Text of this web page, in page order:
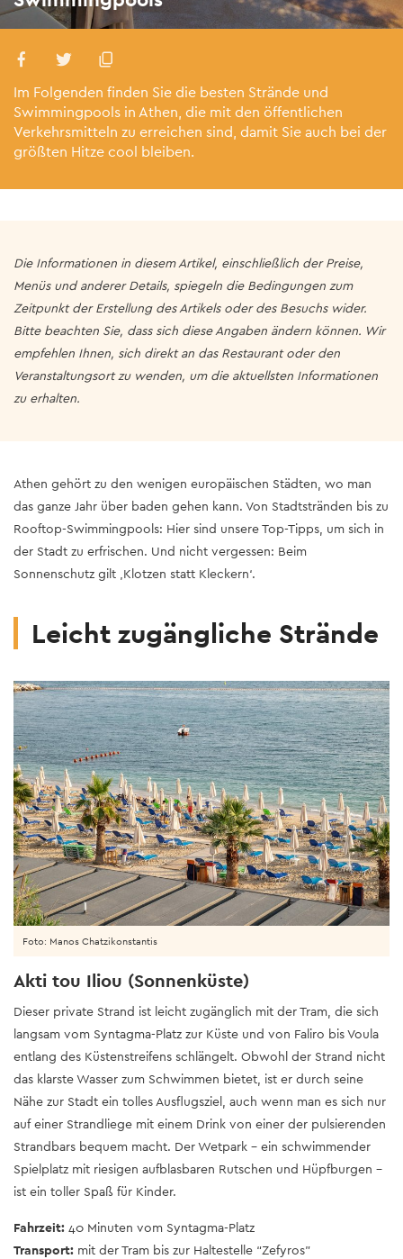
Im Folgenden finden Sie die besten Strände und
Swimmingpools in Athen, die mit den öffentlichen
Verkehrsmitteln zu erreichen sind, damit Sie auch bei der
größten Hitze cool bleiben.
Die Informationen in diesem Artikel, einschließlich der Preise,
Menüs und anderer Details, spiegeln die Bedingungen zum
Zeitpunkt der Erstellung des Artikels oder des Besuchs wider.
Bitte beachten Sie, dass sich diese Angaben ändern können. Wir
empfehlen Ihnen, sich direkt an das Restaurant oder den
Veranstaltungsort zu wenden, um die aktuellsten Informationen
zu erhalten.
Athen gehört zu den wenigen europäischen Städten, wo man
das ganze Jahr über baden gehen kann. Von Stadtstränden bis zu
Rooftop-Swimmingpools: Hier sind unsere Top-Tipps, um sich in
der Stadt zu erfrischen. Und nicht vergessen: Beim
Sonnenschutz gilt ‚Klotzen statt Kleckern‘.
Leicht zugängliche Strände
Akti tou Iliou (Sonnenküste)
Dieser private Strand ist leicht zugänglich mit der Tram, die sich
langsam vom Syntagma-Platz zur Küste und von Faliro bis Voula
entlang des Küstenstreifens schlängelt. Obwohl der Strand nicht
das klarste Wasser zum Schwimmen bietet, ist er durch seine
Nähe zur Stadt ein tolles Ausflugsziel, auch wenn man es sich nur
auf einer Strandliege mit einem Drink von einer der pulsierenden
Strandbars bequem macht. Der Wetpark – ein schwimmender
Spielplatz mit riesigen aufblasbaren Rutschen und Hüpfburgen –
ist ein toller Spaß für Kinder.
Fahrzeit: 40 Minuten vom Syntagma-Platz
Transport: mit der Tram bis zur Haltestelle “Zefyros”
Foto: Manos Chatzikonstantis